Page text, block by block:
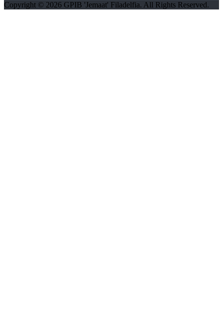
Copyright © 2026 GPIB 'Jemaat' Filadelfia. All Rights Reserved.